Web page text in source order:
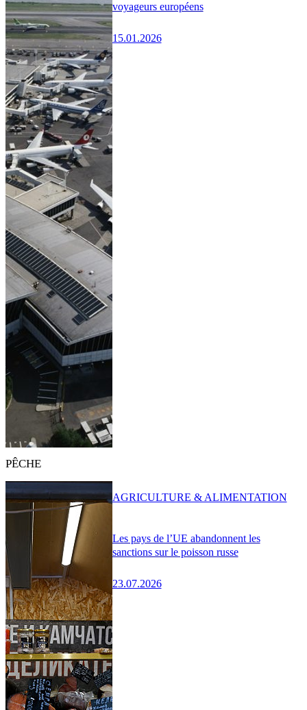
voyageurs européens
15.01.2026
PÊCHE
Les pays de l’UE abandonnent les
sanctions sur le poisson russe
23.07.2026
AGRICULTURE & ALIMENTATION